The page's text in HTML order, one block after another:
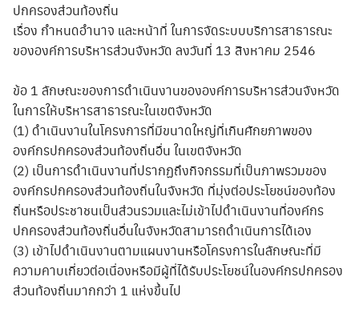
ปกครองส่วนท้องถิ่น
เรื่อง กำหนดอำนาจ และหน้าที่ ในการจัดระบบบริการสาธารณะ
ขององค์การบริหารส่วนจังหวัด ลงวันที่ 13 สิงหาคม 2546
ข้อ 1 ลักษณะของการดำเนินงานขององค์การบริหารส่วนจังหวัด
ในการให้บริหารสาธารณะในเขตจังหวัด
(1) ดำเนินงานในโครงการที่มีขนาดใหญ่ที่เกินศักยภาพของ
องค์กรปกครองส่วนท้องถิ่นอื่น ในเขตจังหวัด
(2) เป็นการดำเนินงานที่ปรากฏถึงกิจกรรมที่เป็นภาพรวมของ
องค์กรปกครองส่วนท้องถิ่นในจังหวัด ที่มุ่งต่อประโยชน์ของท้อง
ถิ่นหรือประชาชนเป็นส่วนรวมและไม่เข้าไปดำเนินงานที่องค์กร
ปกครองส่วนท้องถิ่นอื่นในจังหวัดสามารถดำเนินการได้เอง
(3) เข้าไปดำเนินงานตามแผนงานหรือโครงการในลักษณะที่มี
ความคาบเกี่ยวต่อเนื่องหรือมีผู้ที่ได้รับประโยชน์ในองค์กรปกครอง
ส่วนท้องถิ่นมากกว่า 1 แห่งขึ้นไป